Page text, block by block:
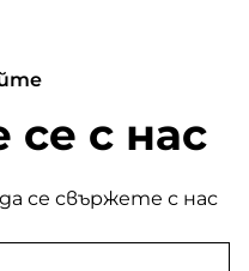
с нас
се свържете с нас